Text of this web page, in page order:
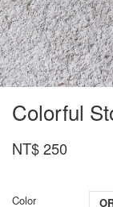
Colorful
NT$ 250
Color